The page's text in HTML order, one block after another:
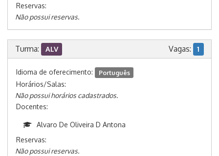
Reservas:
Não possui reservas.
Turma: ALV Vagas: 1
Idioma de oferecimento: Português
Horários/Salas:
Não possui horários cadastrados.
Docentes:
Alvaro De Oliveira D Antona
Reservas:
Não possui reservas.